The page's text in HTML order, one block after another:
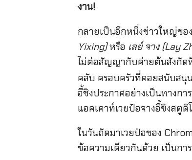
งาน!
กลายเป็นอีกหนึ่งข่าวใหญ่ขอ
Yixing)หรือ เลย์ จาง (Lay
ไม่ต่อสัญญากับค่ายต้นสังกัด
คลับ ครอบครัวที่คอยสนับสนุน
อี้ชิงประกาศอย่างเป็นทางกา
แอคเคาท์เวยป๋อจางอี้ชิงสตู
ในวันถัดมาเวยป๋อของ
ข้อความเดียวกันด้วย เป็นกา